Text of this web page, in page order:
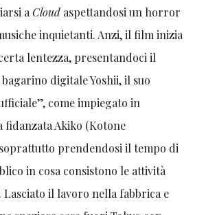
aCloudaspettandosi un horror
inquietanti. Anzi, il film inizia
lentezza, presentandoci il
digitale Yoshii, il suo
come impiegato in
fidanzata Akiko (Kotone
prendendosi il tempo di
in cosa consistono le attività
Lasciato il lavoro nella fabbrica e